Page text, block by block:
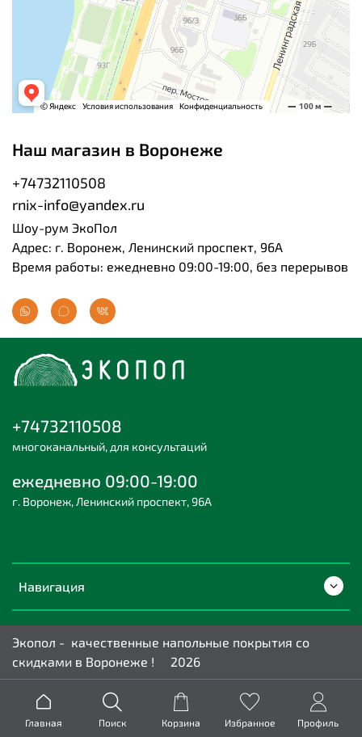
Наш магазин в Воронеже
+74732110508
rnix-info@yandex.ru
Шоу-рум ЭкоПол
Адрес: г. Воронеж, Ленинский проспект, 96А
Время работы: ежедневно 09:00-19:00, без перерывов
Навигация
+74732110508
многоканальный, для консультаций
ежедневно 09:00-19:00
г. Воронеж, Ленинский проспект, 96А
Экопол - качественные напольные покрытия со
скидками в Воронеже ! 2026
Главная Поиск Корзина Избранное Профиль